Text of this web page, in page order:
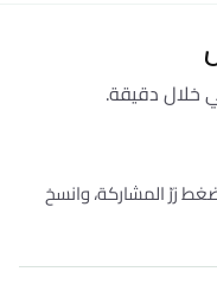
خلال دقيقة.
زرّ المشاركة، وانسخ